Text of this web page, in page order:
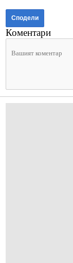
Сподели
Коментари